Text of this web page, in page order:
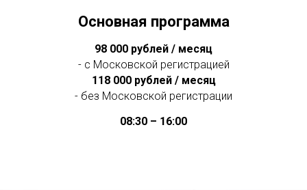
Основная программа
98 000 рублей / месяц
- с Московской регистрацией
118 000 рублей / месяц
- без Московской регистрации
08:30 – 16:00